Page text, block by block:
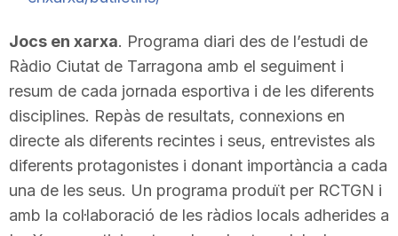
a
g
Jocs en xarxa. Programa diari des de l’estudi de
Ràdio Ciutat de Tarragona amb el seguiment i
resum de cada jornada esportiva i de les diferents
disciplines. Repàs de resultats, connexions en
directe als diferents recintes i seus, entrevistes als
diferents protagonistes i donant importància a cada
una de les seus. Un programa produït per RCTGN i
amb la col·laboració de les ràdios locals adherides a